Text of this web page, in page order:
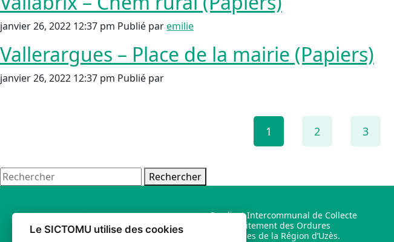
janvier 26, 2022 12:37 pm Publié paremilie
Vallerargues – Place de la mairie (Papiers)
janvier 26, 2022 12:37 pm Publié par
1 2 3
Rechercher
Syndicat Intercommunal de Collecte
et de Traitement des Ordures
Ménagères de la Région d’Uzès.
Le SICTOMU utilise des cookies